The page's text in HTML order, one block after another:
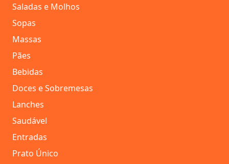
Saladas e Molhos
Sopas
Massas
Pães
Bebidas
Doces e Sobremesas
Lanches
Saudável
Entradas
Prato Único